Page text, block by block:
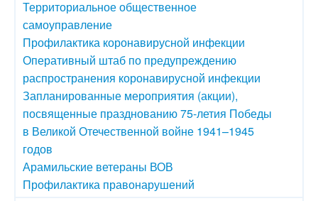
Территориальное общественное
самоуправление
Профилактика коронавирусной инфекции
Оперативный штаб по предупреждению
распространения коронавирусной инфекции
Запланированные мероприятия (акции),
посвященные празднованию 75-летия Победы
в Великой Отечественной войне 1941–1945
годов
Арамильские ветераны ВОВ
Профилактика правонарушений